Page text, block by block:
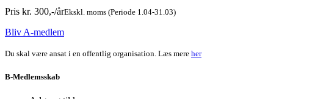
Pris kr. 300,-/årEkskl. moms (Periode 1.04-31.03)
Bliv A-medlem
Du skal være ansat i en offentlig organisation. Læs mere her
B-Medlemsskab